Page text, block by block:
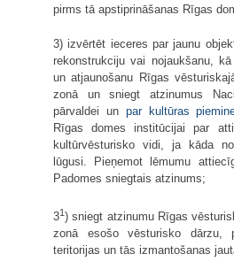
pirms tā apstiprināšanas Rīgas
3) izvērtēt ieceres par jaunu
rekonstrukciju vai nojaukšanu,
un atjaunošanu Rīgas
zonā un sniegt atzinumus
pārvaldei un par kultūras
Rīgas domes institūcijai par
kultūrvēsturisko vidi, ja kāda
lūgusi. Pieņemot lēmumu
Padomes sniegtais atzinums;
31) sniegt atzinumu Rīgas
zonā esošo vēsturisko dārzu,
teritorijas un tās izmantošanas